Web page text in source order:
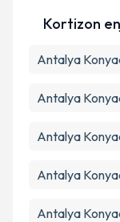
Kortizon
Antalya
Antalya
Antalya
Antalya
Antalya